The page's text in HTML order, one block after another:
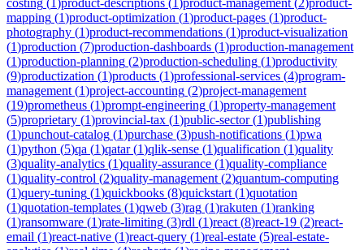
mapping (1)product-optimization (1)product-pages (1)product-
photography (1)product-recommendations (1)product-visualization
(1)production (7)production-dashboards (1)production-management
(1)production-planning (2)production-scheduling (1)productivity
(9)productization (1)products (1)professional-services (4)program-
management (1)project-accounting (2)project-management
(19)prometheus (1)prompt-engineering (1)property-management
(5)proprietary (1)provincial-tax (1)public-sector(1)publishing
(1)punchout-catalog (1)purchase (3)push-notifications (1)pwa
(1)python (5)qa (1)qatar(1)qlik-sense (1)qualification (1)quality
(3)quality-analytics (1)quality-assurance (1)quality-compliance
(1)quality-control (2)quality-management (2)quantum-computing
(1)query-tuning (1)quickbooks (8)quickstart (1)quotation
(1)quotation-templates (1)qweb (3)rag (1)rakuten (1)ranking
(1)ransomware (1)rate-limiting (3)rdl (1)react (8)react-19 (2)react-
email (1)react-native (1)react-query (1)real-estate (5)real-estate-